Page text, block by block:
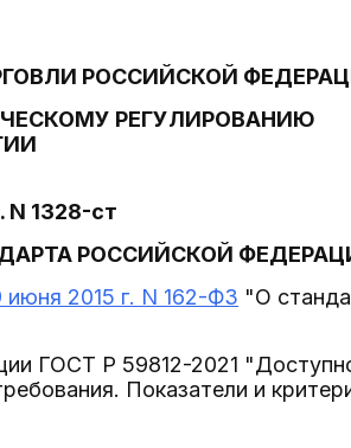
РОССИЙСКОЙ
РЕГУЛИРОВАНИЮ
N 1328-ст
РОССИЙСКОЙ
июня 2015 г. N 162-ФЗ "О
ГОСТ Р 59812-2021
Показатели и